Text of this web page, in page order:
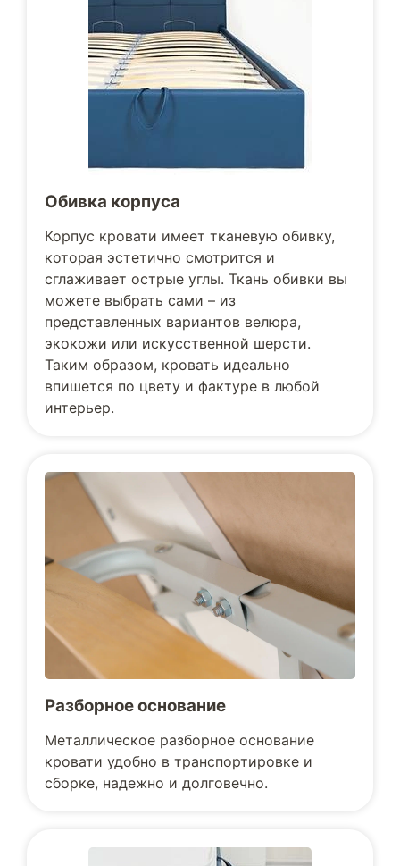
Обивка корпуса
Корпус кровати имеет тканевую обивку,
которая эстетично смотрится и
сглаживает острые углы. Ткань обивки вы
можете выбрать сами – из
представленных вариантов велюра,
экокожи или искусственной шерсти.
Таким образом, кровать идеально
впишется по цвету и фактуре в любой
интерьер.
Разборное основание
Металлическое разборное основание
кровати удобно в транспортировке и
сборке, надежно и долговечно.